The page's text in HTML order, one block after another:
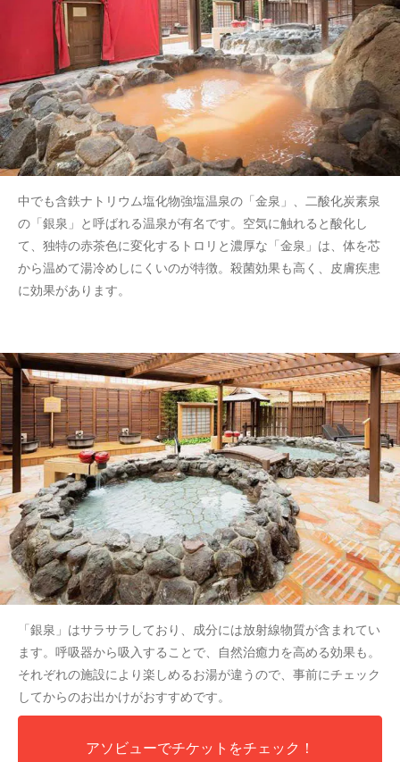
中でも含鉄ナトリウム塩化物強塩温泉の「金泉」、二酸化炭素泉
の「銀泉」と呼ばれる温泉が有名です。空気に触れると酸化し
て、独特の赤茶色に変化するトロリと濃厚な「金泉」は、体を芯
から温めて湯冷めしにくいのが特徴。殺菌効果も高く、皮膚疾患
に効果があります。
「銀泉」はサラサラしており、成分には放射線物質が含まれてい
ます。呼吸器から吸入することで、自然治癒力を高める効果も。
それぞれの施設により楽しめるお湯が違うので、事前にチェック
してからのお出かけがおすすめです。
アソビューでチケットをチェック！